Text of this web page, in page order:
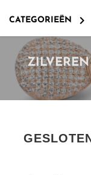
CATEGORIEËN 